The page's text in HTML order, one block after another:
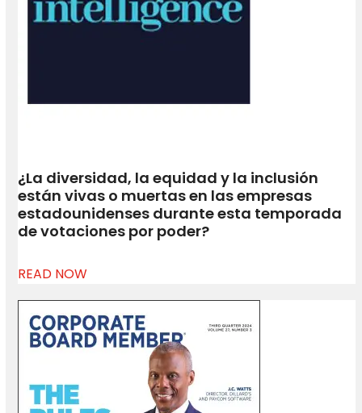
¿La diversidad, la equidad y la inclusión
están vivas o muertas en las empresas
estadounidenses durante esta temporada
de votaciones por poder?
READ NOW